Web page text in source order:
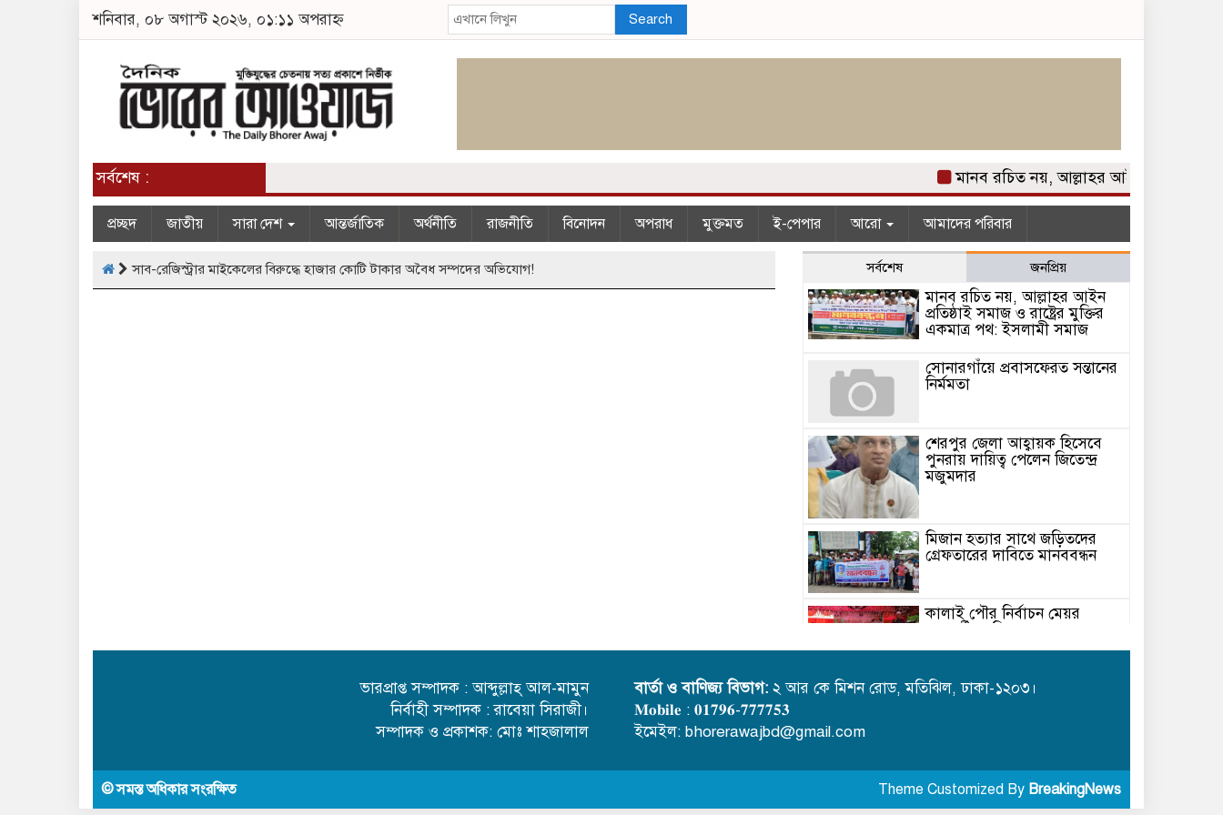
শনিবার, ০৮ অগাস্ট ২০২৬, ০১:১১ অপরাহ্ন Search
সর্বশেষ : মানব রচিত নয়, আল্লাহর আইন প্রতিষ্ঠাই
প্রচ্ছদ জাতীয় সারা দেশ আন্তর্জাতিক অর্থনীতি রাজনীতি বিনোদন অপরাধ মুক্তমত ই-পেপার আরো আমাদের পরিবার
সাব-রেজিস্ট্রার মাইকেলের বিরুদ্ধে হাজার কোটি টাকার অবৈধ সম্পদের অভিযোগ! সর্বশেষ জনপ্রিয়
মানব রচিত নয়, আল্লাহর আইন
প্রতিষ্ঠাই সমাজ ও রাষ্ট্রের মুক্তির
একমাত্র পথ: ইসলামী সমাজ
সোনারগাঁয়ে প্রবাসফেরত সন্তানের
নির্মমতা
শেরপুর জেলা আহ্বায়ক হিসেবে
পুনরায় দায়িত্ব পেলেন জিতেন্দ্র
মজুমদার
মিজান হত্যার সাথে জড়িতদের
গ্রেফতারের দাবিতে মানববন্ধন
কালাই পৌর নির্বাচন মেয়র
পদপ্রার্থী আনিসুর রহমান
তালুকদারের সমর্থনে বিশাল কর্মী
রবীন্দ্রনাথের ৮৫তম মৃত্যুবার্ষিকীতে
ন্যায়বিচার ও নিরাপত্তার দাবিতে
কঠোর আন্দোলনের সূচনা
ভারপ্রাপ্ত সম্পাদক : আব্দুল্লাহ্ আল-মামুন
নির্বাহী সম্পাদক : রাবেয়া সিরাজী।
সম্পাদক ও প্রকাশক: মোঃ শাহজালাল
বার্তা ও বাণিজ্য বিভাগ: ২ আর কে মিশন রোড, মতিঝিল, ঢাকা-১২০৩।
𝐌𝐨𝐛𝐢𝐥𝐞 : 𝟎𝟏𝟕𝟗𝟔-𝟕𝟕𝟕𝟕𝟓𝟑
ইমেইল: bhorerawajbd@gmail.com
© সমস্ত অধিকার সংরক্ষিত Theme Customized By BreakingNews